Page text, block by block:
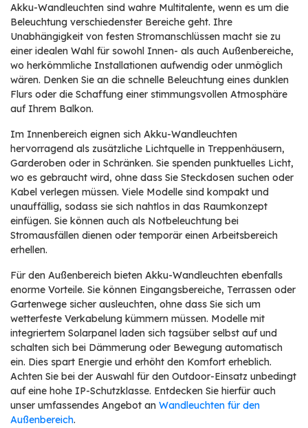
Akku-Wandleuchten sind wahre Multitalente, wenn es um die
Beleuchtung verschiedenster Bereiche geht. Ihre
Unabhängigkeit von festen Stromanschlüssen macht sie zu
einer idealen Wahl für sowohl Innen- als auch Außenbereiche,
wo herkömmliche Installationen aufwendig oder unmöglich
wären. Denken Sie an die schnelle Beleuchtung eines dunklen
Flurs oder die Schaffung einer stimmungsvollen Atmosphäre
auf Ihrem Balkon.
Im Innenbereich eignen sich Akku-Wandleuchten
hervorragend als zusätzliche Lichtquelle in Treppenhäusern,
Garderoben oder in Schränken. Sie spenden punktuelles Licht,
wo es gebraucht wird, ohne dass Sie Steckdosen suchen oder
Kabel verlegen müssen. Viele Modelle sind kompakt und
unauffällig, sodass sie sich nahtlos in das Raumkonzept
einfügen. Sie können auch als Notbeleuchtung bei
Stromausfällen dienen oder temporär einen Arbeitsbereich
erhellen.
Für den Außenbereich bieten Akku-Wandleuchten ebenfalls
enorme Vorteile. Sie können Eingangsbereiche, Terrassen oder
Gartenwege sicher ausleuchten, ohne dass Sie sich um
wetterfeste Verkabelung kümmern müssen. Modelle mit
integriertem Solarpanel laden sich tagsüber selbst auf und
schalten sich bei Dämmerung oder Bewegung automatisch
ein. Dies spart Energie und erhöht den Komfort erheblich.
Achten Sie bei der Auswahl für den Outdoor-Einsatz unbedingt
auf eine hohe IP-Schutzklasse. Entdecken Sie hierfür auch
unser umfassendes Angebot an Wandleuchten für den
Außenbereich.